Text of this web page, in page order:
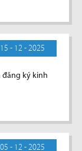
15 - 12 - 2025
đăng ký kinh
05 - 12 - 2025